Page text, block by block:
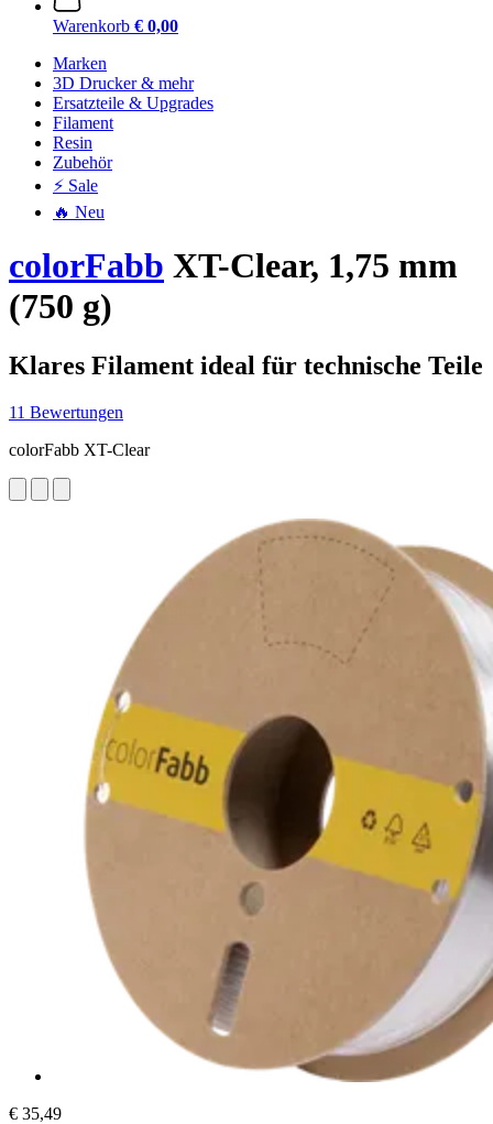
Warenkorb € 0,00
Marken
3D Drucker & mehr
Ersatzteile & Upgrades
Filament
Resin
Zubehör
⚡ Sale
🔥 Neu
colorFabb XT-Clear, 1,75 mm
(750 g)
Klares Filament ideal für technische Teile
11 Bewertungen
colorFabb XT-Clear
€ 35,49